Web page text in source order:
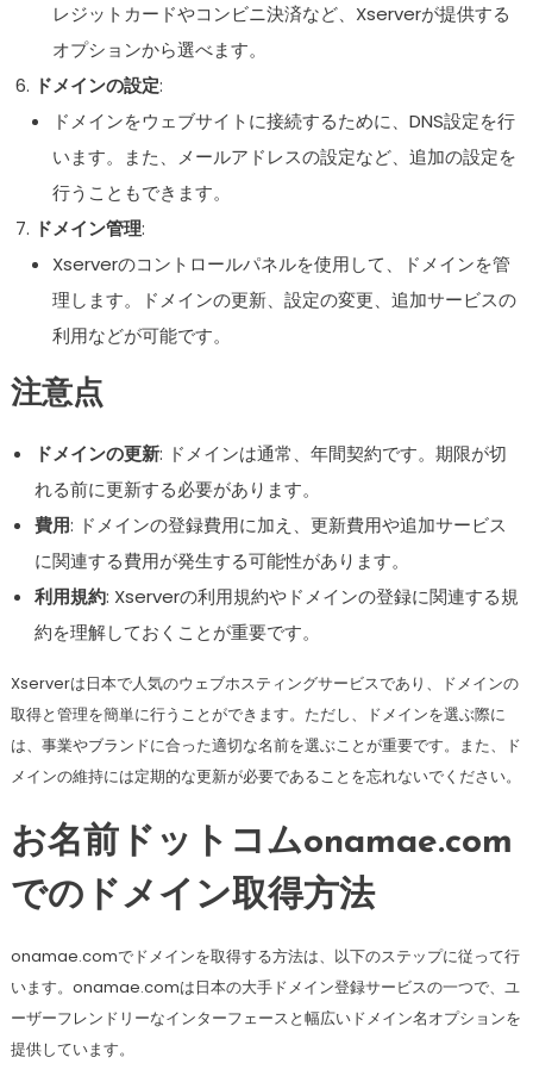
レジットカードやコンビニ決済など、Xserverが提供する
オプションから選べます。
ドメインの設定:
ドメインをウェブサイトに接続するために、DNS設定を行
います。また、メールアドレスの設定など、追加の設定を
行うこともできます。
ドメイン管理:
Xserverのコントロールパネルを使用して、ドメインを管
理します。ドメインの更新、設定の変更、追加サービスの
利用などが可能です。
注意点
ドメインの更新: ドメインは通常、年間契約です。期限が切
れる前に更新する必要があります。
費用: ドメインの登録費用に加え、更新費用や追加サービス
に関連する費用が発生する可能性があります。
利用規約: Xserverの利用規約やドメインの登録に関連する規
約を理解しておくことが重要です。
Xserverは日本で人気のウェブホスティングサービスであり、ドメインの
取得と管理を簡単に行うことができます。ただし、ドメインを選ぶ際に
は、事業やブランドに合った適切な名前を選ぶことが重要です。また、ド
メインの維持には定期的な更新が必要であることを忘れないでください。
お名前ドットコムonamae.com
でのドメイン取得方法
onamae.comでドメインを取得する方法は、以下のステップに従って行
います。onamae.comは日本の大手ドメイン登録サービスの一つで、ユ
ーザーフレンドリーなインターフェースと幅広いドメイン名オプションを
提供しています。